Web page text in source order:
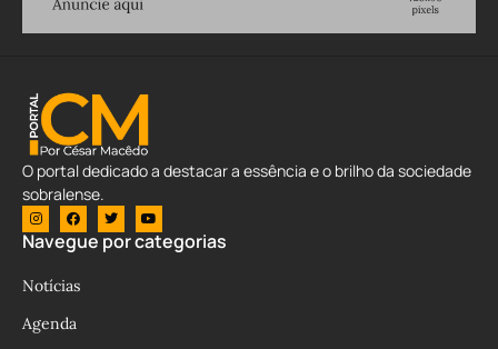
O portal dedicado a destacar a essência e o brilho da sociedade
sobralense.
Navegue por categorias
Notícias
Agenda